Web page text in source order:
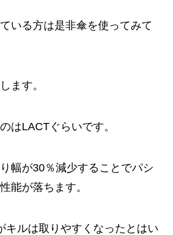
いる方は是非傘を使ってみて
ます。
はLACTぐらいです。
幅が30％減少することでパシ
能が落ちます。
キルは取りやすくなったとはい